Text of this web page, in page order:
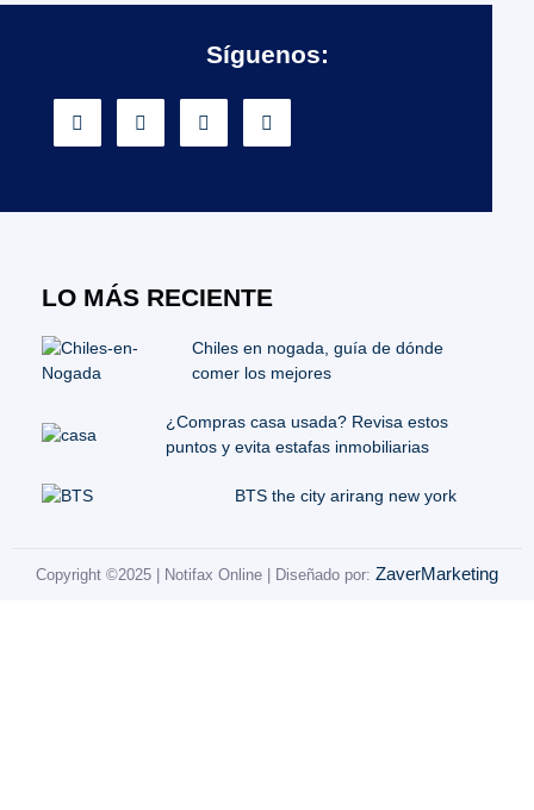
Síguenos:
LO MÁS RECIENTE
Chiles en nogada, guía de dónde
comer los mejores
¿Compras casa usada? Revisa estos
puntos y evita estafas inmobiliarias
BTS the city arirang new york
Copyright ©2025 | Notifax Online | Diseñado por: ZaverMarketing